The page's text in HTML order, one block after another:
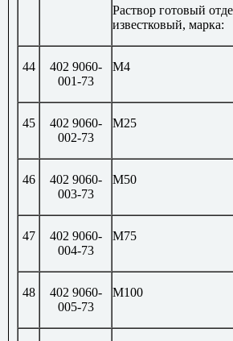
Раствор готовый
известковый, марка:
44
402 9060-
001-73
М4
45
402 9060-
002-73
М25
46
402 9060-
003-73
М50
47
402 9060-
004-73
М75
48
402 9060-
005-73
М100